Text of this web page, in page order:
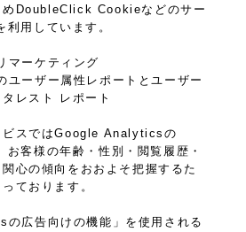
めDoubleClick Cookieなどのサー
利用しています。
ーケティング
ーザー属性レポートとユーザー
レスト レポート
ビスではGoogle Analyticsの
客様の年齢・性別・閲覧履歴・
心の傾向をおおよそ把握するた
ております。
広告向けの機能」を使用される